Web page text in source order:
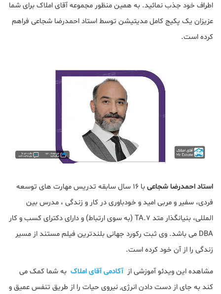
اطراف خود جذب نمائید. به همین منظور مجموعه آقای املاک برای شما
عزیزان یک پکیج کامل مدیتیشن توسط استاد احمدرضا شجاعی فراهم
کرده است.
استاد احمدرضا شجاعی
با 16 سال سابقه تدریس مهارت های توسعه
فردی، سفیر و مربی امید و خودباوری در کار و زندگی ، مدرس بین
المللی، بنیانگذار متد 7.TA (به سوی ارتباط) و دارای دکترای کسب و کار
DBA می باشد. وی ثبت رکورد جهانی بلندترین فیلم مستند از مسیر
زندگی را از آن خود کرده است.
مشاهده این ویدئو آموزشی از آکادمی آقای املاک به شما کمک می
کند به جای از دست دادن انرژی, نیروی حیات را از طریق تنفس عمیق و